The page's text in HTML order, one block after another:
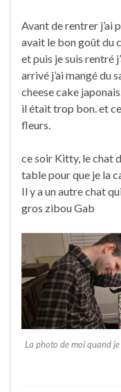
Avant de rentrer j’ai
avait le bon goût du
et puis je suis rentré
arrivé j’ai mangé du
cheese cake
il était trop bon. et ce
fleurs.
ce soir Kitty, le chat
table pour que je la
Il y a un autre chat
gros zibou Gab
La photo de moi quand